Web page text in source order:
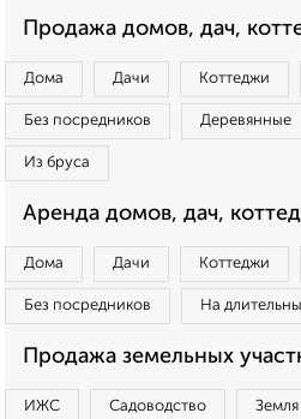
Продажа домов, дач,
Дома Дачи Коттеджи
Без посредников Деревянные
Из бруса
Аренда домов, дач,
Дома Дачи Коттеджи
Без посредников На
Продажа земельных
ИЖС Садоводство